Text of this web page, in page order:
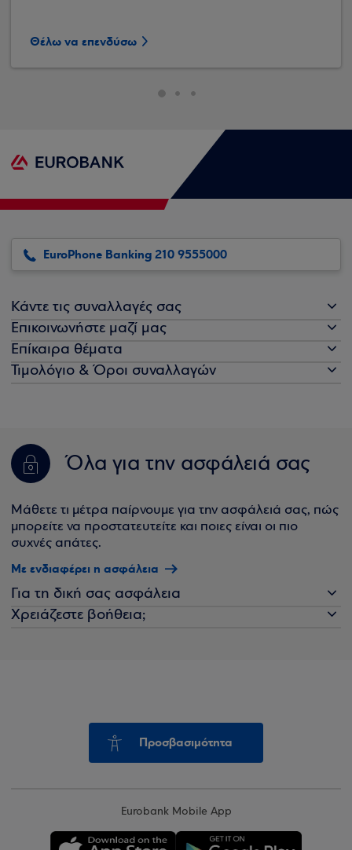
Θέλω να επενδύσω
EuroPhone Banking 210 9555000
Κάντε τις συναλλαγές σας
Επικοινωνήστε μαζί μας
Επίκαιρα θέματα
Τιμολόγιο & Όροι συναλλαγών
Όλα για την ασφάλειά σας
Μάθετε τι μέτρα παίρνουμε για την ασφάλειά σας, πώς
μπορείτε να προστατευτείτε και ποιες είναι οι πιο
συχνές απάτες.
Με ενδιαφέρει η ασφάλεια
Για τη δική σας ασφάλεια
Χρειάζεστε βοήθεια;
Προσβασιμότητα
Eurobank Mobile App